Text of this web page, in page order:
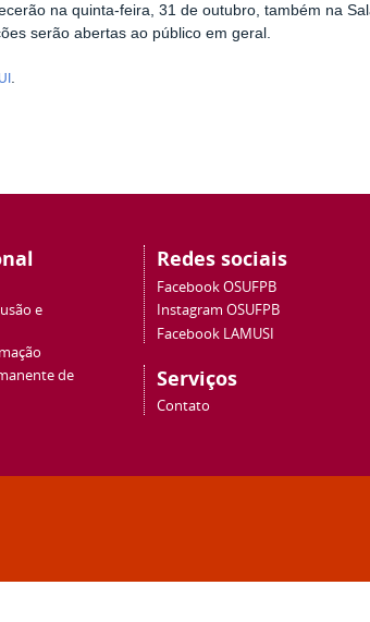
na quinta-feira, 31 de outubro, também na
serão abertas ao público em geral.
.
e
de
Redes sociais
Facebook OSUFPB
Instagram OSUFPB
Facebook LAMUSI
Serviços
Contato